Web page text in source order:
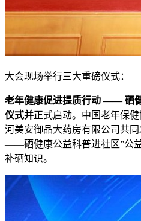
大会现场举行三大重磅仪式：
老年健康促进提质行动 —— 硒
仪式并正式启动。中国老年保
河美安御品大药房有限公司共
——硒健康公益科普进社区”公
补硒知识。